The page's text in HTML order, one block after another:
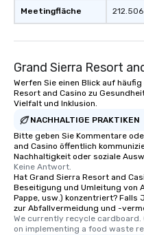
Meetingfläche
Grand Sierra Resort
Werfen Sie einen Blick auf
Resort and Casino zu
Vielfalt und Inklusion.
NACHHALTIGE PRAKTIKEN
Bitte geben Sie Kommentare
and Casino öffentlich
Nachhaltigkeit oder soziale
Keine Antwort.
Hat Grand Sierra Resort and
Beseitigung und Umleitung von
Pappe, usw.) konzentriert?
zur Abfallvermeidung und -
We currently recycle
on implementing a food waste